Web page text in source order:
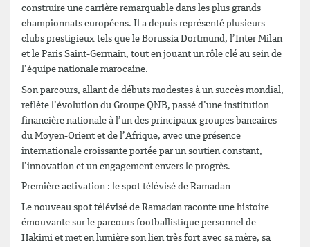
construire une carrière remarquable dans les plus grands
championnats européens. Il a depuis représenté plusieurs
clubs prestigieux tels que le Borussia Dortmund, l’Inter Milan
et le Paris Saint-Germain, tout en jouant un rôle clé au sein de
l’équipe nationale marocaine.
Son parcours, allant de débuts modestes à un succès mondial,
reflète l’évolution du Groupe QNB, passé d’une institution
financière nationale à l’un des principaux groupes bancaires
du Moyen-Orient et de l’Afrique, avec une présence
internationale croissante portée par un soutien constant,
l’innovation et un engagement envers le progrès.
Première activation : le spot télévisé de Ramadan
Le nouveau spot télévisé de Ramadan raconte une histoire
émouvante sur le parcours footballistique personnel de
Hakimi et met en lumière son lien très fort avec sa mère, sa